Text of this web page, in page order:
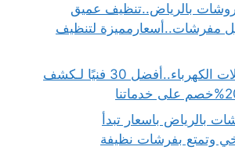
بالرياض..تنظيف عميق
مفرشات..أسعارمميزة لتنظيف
كشف اعطال كابلات الكهرباء..أفضل 30 فنيًا لـكشف
بالرياض باسعار تبدأ